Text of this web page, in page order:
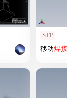
STP
移动焊接